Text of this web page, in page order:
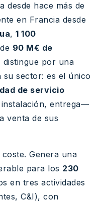
desde hace más de
en Francia desde
, 1 100
90 M€ de
distingue por una
su sector: es el único
de servicio
entrega—
venta de sus
Genera una
para los 230
en tres actividades
C&I), con